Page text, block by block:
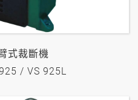
式裁斷機
/ VS 925L